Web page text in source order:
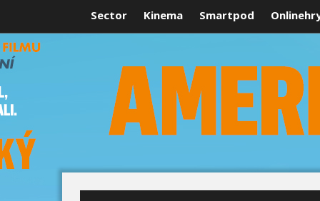
Sector Kinema Smartpod